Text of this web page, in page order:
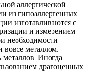
аллергической
из гипоаллергенных
изготавливаются с
и измерением
необходимости
вовсе металлом.
металлов. Иногда
драгоценных